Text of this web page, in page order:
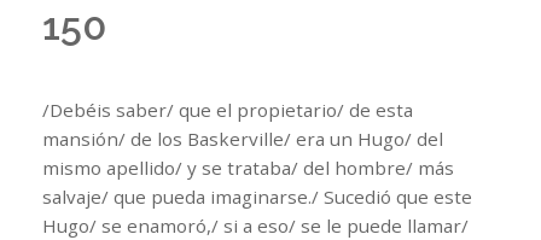
150
/Debéis saber/ que el propietario/ de esta
mansión/ de los Baskerville/ era un Hugo/ del
mismo apellido/ y se trataba/ del hombre/ más
salvaje/ que pueda imaginarse./ Sucedió que este
Hugo/ se enamoró,/ si a eso/ se le puede llamar/